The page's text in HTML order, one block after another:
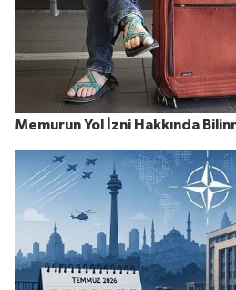
Memurun Yol İzni Hakkında